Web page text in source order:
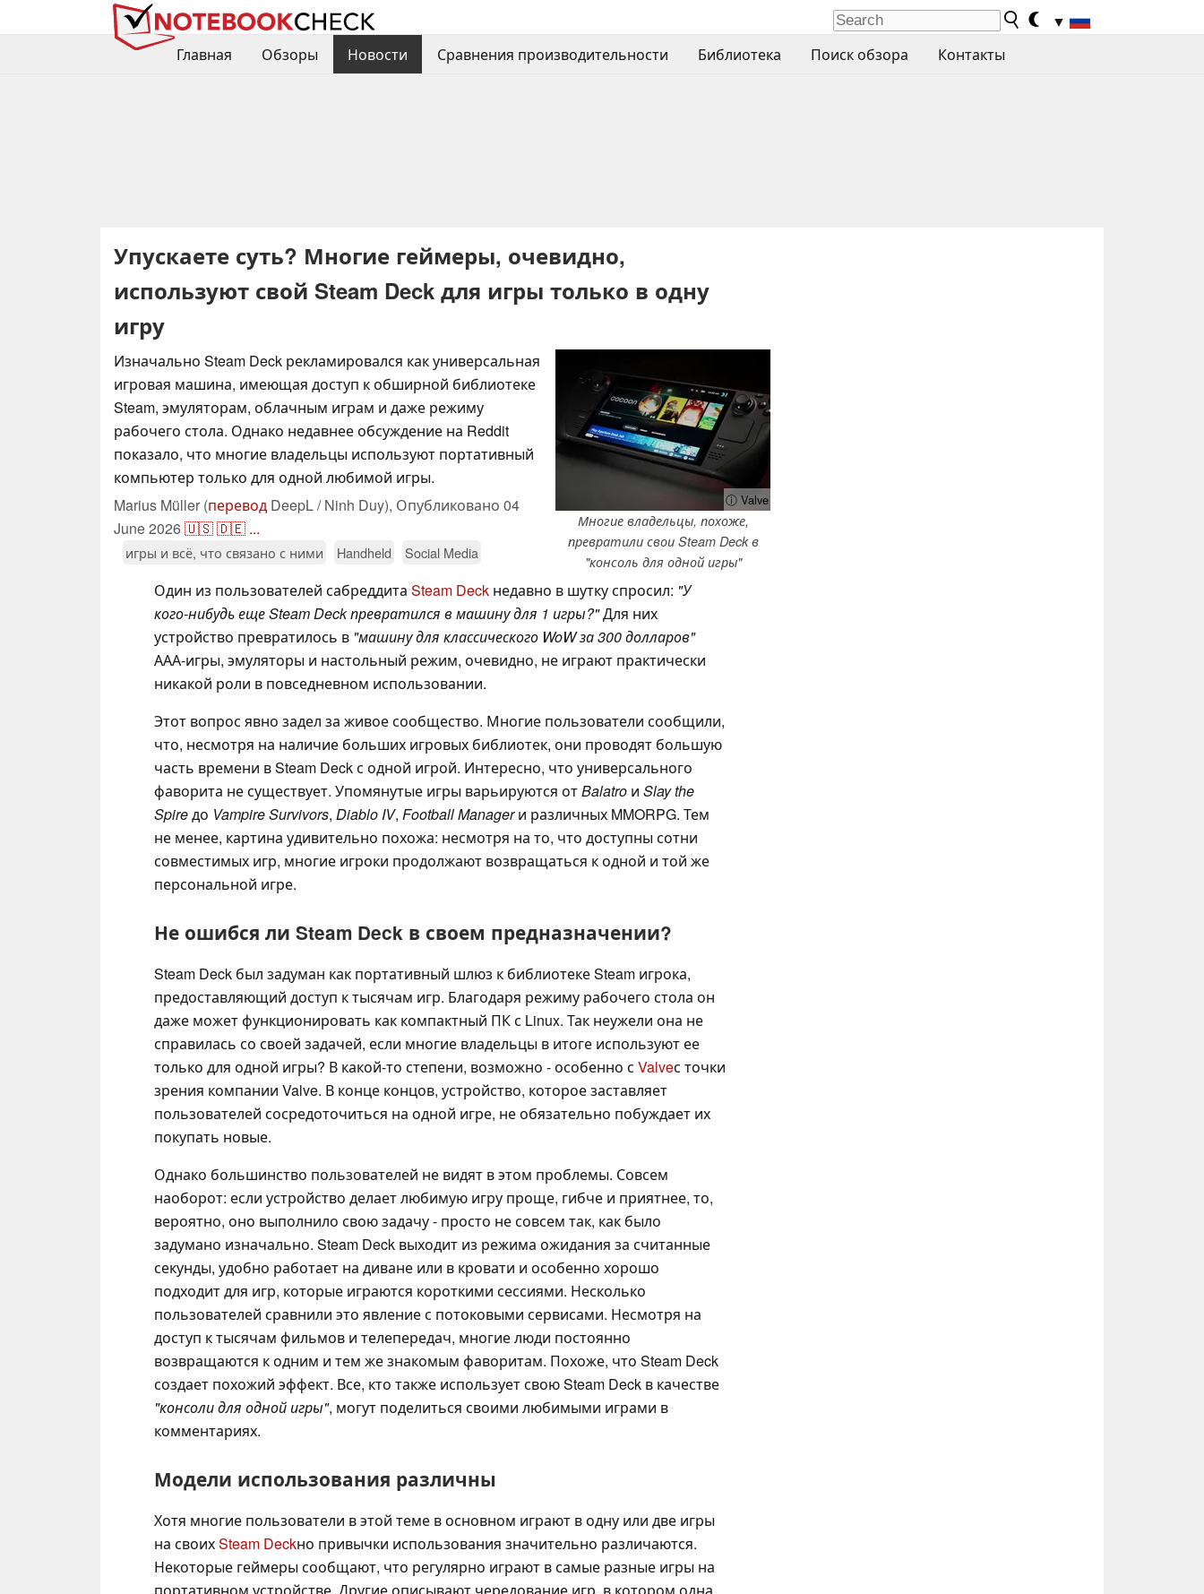
▼
Главная
Обзоры Новости Сравнения производительности Библиотека Поиск обзора Контакты
Упускаете суть? Многие геймеры, очевидно,
используют свой Steam Deck для игры только в одну
игру
ⓘ Valve
Многие владельцы, похоже,
превратили свои Steam Deck в
"консоль для одной игры"
Изначально Steam Deck рекламировался как универсальная
игровая машина, имеющая доступ к обширной библиотеке
Steam, эмуляторам, облачным играм и даже режиму
рабочего стола. Однако недавнее обсуждение на Reddit
показало, что многие владельцы используют портативный
компьютер только для одной любимой игры.
Marius Müller (перевод DeepL / Ninh Duy), Опубликовано 04
June 2026🇺🇸🇩🇪 ...
игры и всё, что связано с ними Handheld Social Media
Один из пользователей сабреддита Steam Deck недавно в шутку спросил: "У
кого-нибудь еще Steam Deck превратился в машину для 1 игры?"Для них
устройство превратилось в "машину для классического WoW за 300 долларов"
ААА-игры, эмуляторы и настольный режим, очевидно, не играют практически
никакой роли в повседневном использовании.
Этот вопрос явно задел за живое сообщество. Многие пользователи сообщили,
что, несмотря на наличие больших игровых библиотек, они проводят большую
часть времени в Steam Deck с одной игрой. Интересно, что универсального
фаворита не существует. Упомянутые игры варьируются отBalatro и Slay the
Spireдо Vampire Survivors, Diablo IV, Football Managerи различных MMORPG. Тем
не менее, картина удивительно похожа: несмотря на то, что доступны сотни
совместимых игр, многие игроки продолжают возвращаться к одной и той же
персональной игре.
Не ошибся ли Steam Deck в своем предназначении?
Steam Deck был задуман как портативный шлюз к библиотеке Steam игрока,
предоставляющий доступ к тысячам игр. Благодаря режиму рабочего стола он
даже может функционировать как компактный ПК с Linux. Так неужели она не
справилась со своей задачей, если многие владельцы в итоге используют ее
только для одной игры? В какой-то степени, возможно - особенно с Valveс точки
зрения компании Valve. В конце концов, устройство, которое заставляет
пользователей сосредоточиться на одной игре, не обязательно побуждает их
покупать новые.
Однако большинство пользователей не видят в этом проблемы. Совсем
наоборот: если устройство делает любимую игру проще, гибче и приятнее, то,
вероятно, оно выполнило свою задачу - просто не совсем так, как было
задумано изначально. Steam Deck выходит из режима ожидания за считанные
секунды, удобно работает на диване или в кровати и особенно хорошо
подходит для игр, которые играются короткими сессиями. Несколько
пользователей сравнили это явление с потоковыми сервисами. Несмотря на
доступ к тысячам фильмов и телепередач, многие люди постоянно
возвращаются к одним и тем же знакомым фаворитам. Похоже, что Steam Deck
создает похожий эффект. Все, кто также использует свою Steam Deck в качестве
"консоли для одной игры", могут поделиться своими любимыми играми в
комментариях.
Модели использования различны
Хотя многие пользователи в этой теме в основном играют в одну или две игры
на своихSteam Deckно привычки использования значительно различаются.
Некоторые геймеры сообщают, что регулярно играют в самые разные игры на